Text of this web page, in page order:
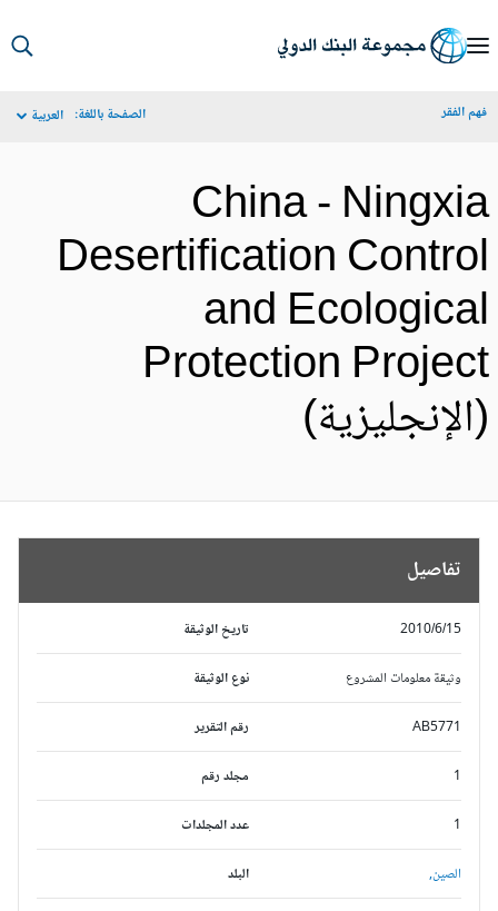
الفقر الصفحة باللغة: العربية
China -
Desertification
and
Protection
تفاصيل
تاريخ الوثيقة 2010/6/15
نوع الوثيقة وثيقة معلومات المشروع
رقم التقرير AB5771
مجلد رقم
عدد المجلدات
البلد الصين,